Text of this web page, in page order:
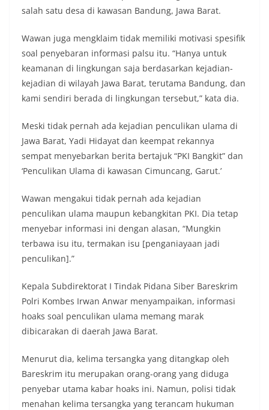
salah satu desa di kawasan Bandung, Jawa Barat.
Wawan juga mengklaim tidak memiliki motivasi spesifik
soal penyebaran informasi palsu itu. “Hanya untuk
keamanan di lingkungan saja berdasarkan kejadian-
kejadian di wilayah Jawa Barat, terutama Bandung, dan
kami sendiri berada di lingkungan tersebut,” kata dia.
Meski tidak pernah ada kejadian penculikan ulama di
Jawa Barat, Yadi Hidayat dan keempat rekannya
sempat menyebarkan berita bertajuk “PKI Bangkit” dan
‘Penculikan Ulama di kawasan Cimuncang, Garut.’
Wawan mengakui tidak pernah ada kejadian
penculikan ulama maupun kebangkitan PKI. Dia tetap
menyebar informasi ini dengan alasan, “Mungkin
terbawa isu itu, termakan isu [penganiayaan jadi
penculikan].”
Kepala Subdirektorat I Tindak Pidana Siber Bareskrim
Polri Kombes Irwan Anwar menyampaikan, informasi
hoaks soal penculikan ulama memang marak
dibicarakan di daerah Jawa Barat.
Menurut dia, kelima tersangka yang ditangkap oleh
Bareskrim itu merupakan orang-orang yang diduga
penyebar utama kabar hoaks ini. Namun, polisi tidak
menahan kelima tersangka yang terancam hukuman